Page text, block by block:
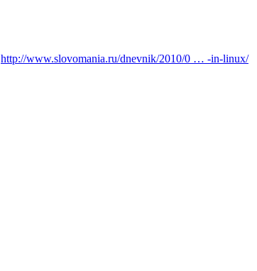
http://www.slovomania.ru/dnevnik/2010/0 … -in-linux/